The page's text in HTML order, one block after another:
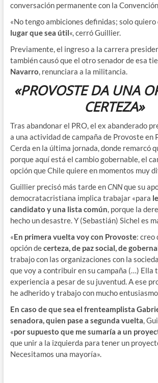
conversación permanente con la
«No tengo ambiciones definidas; solo quiero
lugar que sea útil«, cerró Guillier.
Previamente, el ingreso a la carrera
también causó que el otro senador de esa
Navarro, renunciara a la militancia.
«PROVOSTE DA UNA
CERTEZA»
Tras abandonar el PRO, el ex abanderado
a una actividad de campaña de Provoste en
Cerda en la última jornada, donde remarcó
porque aquí está el cambio gobernable, el
opción que Chile quiere en momentos muy
Guillier precisó más tarde enCNNque su
democratacristiana implica trabajar «para
candidato y una lista común, porque la
hecho un desastre. Y (Sebastián) Sichel es
«En primera vuelta voy con Provoste: creo
opción decerteza, de paz social, de
trabajo con las organizaciones con la
que voy a contribuir en su campaña (…) Ella
experiencia a pesar de su juventud. A ese
he adherido y trabajo con mucho
En caso de que sea el frenteamplista
senadora, quien pase a segunda vuelta,
«por supuesto que me sumaría a un
que unir a la izquierda para tener un
Necesitamos una mayoría».